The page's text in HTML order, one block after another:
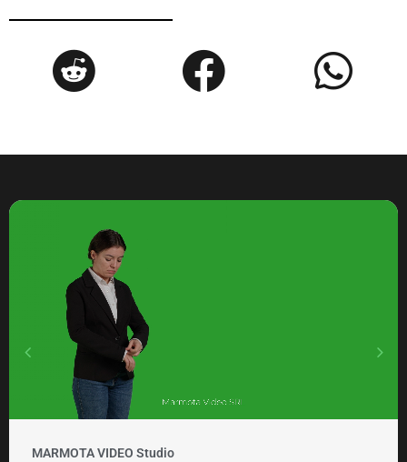
MARMOTA VIDEO Clipuri si promovare